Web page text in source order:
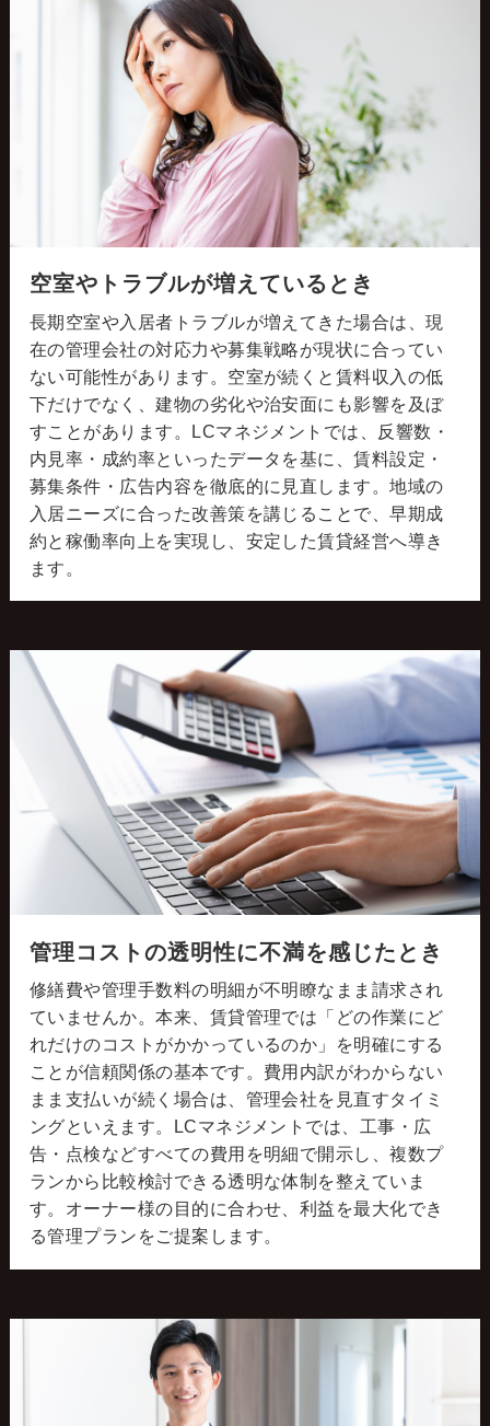
空室やトラブルが増えているとき
長期空室や入居者トラブルが増えてきた場合は、現
在の管理会社の対応力や募集戦略が現状に合ってい
ない可能性があります。空室が続くと賃料収入の低
下だけでなく、建物の劣化や治安面にも影響を及ぼ
すことがあります。LCマネジメントでは、反響数・
内見率・成約率といったデータを基に、賃料設定・
募集条件・広告内容を徹底的に見直します。地域の
入居ニーズに合った改善策を講じることで、早期成
約と稼働率向上を実現し、安定した賃貸経営へ導き
ます。
管理コストの透明性に不満を感じたとき
修繕費や管理手数料の明細が不明瞭なまま請求され
ていませんか。本来、賃貸管理では「どの作業にど
れだけのコストがかかっているのか」を明確にする
ことが信頼関係の基本です。費用内訳がわからない
まま支払いが続く場合は、管理会社を見直すタイミ
ングといえます。LCマネジメントでは、工事・広
告・点検などすべての費用を明細で開示し、複数プ
ランから比較検討できる透明な体制を整えていま
す。オーナー様の目的に合わせ、利益を最大化でき
る管理プランをご提案します。